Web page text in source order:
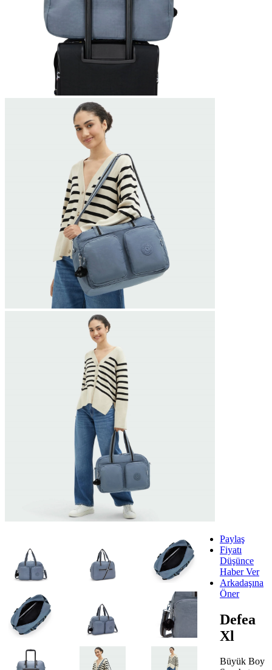
Paylaş
Fiyatı
Düşünce
Haber Ver
Arkadaşına
Öner
Defea
Xl
Büyük Boy